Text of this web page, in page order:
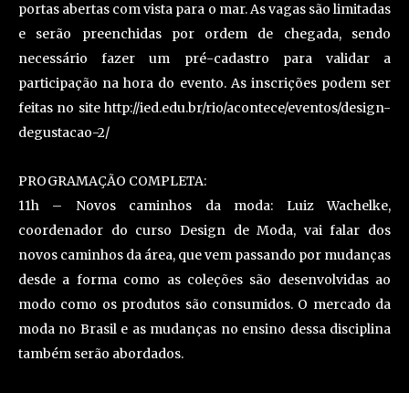
portas abertas com vista para o mar. As vagas são limitadas
e serão preenchidas por ordem de chegada, sendo
necessário fazer um pré-cadastro para validar a
participação na hora do evento. As inscrições podem ser
feitas no site http://ied.edu.br/rio/acontece/eventos/design-
degustacao-2/
PROGRAMAÇÃO COMPLETA:
11h – Novos caminhos da moda: Luiz Wachelke,
coordenador do curso Design de Moda, vai falar dos
novos caminhos da área, que vem passando por mudanças
desde a forma como as coleções são desenvolvidas ao
modo como os produtos são consumidos. O mercado da
moda no Brasil e as mudanças no ensino dessa disciplina
também serão abordados.